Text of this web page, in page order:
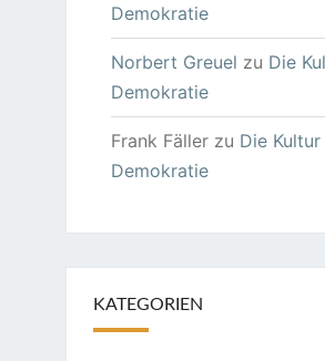
Demokratie
Norbert Greuel zu Die
Demokratie
Frank Fällerzu Die
Demokratie
KATEGORIEN